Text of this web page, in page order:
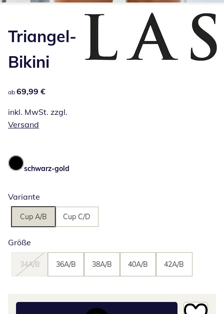
Triangel-
Bikini
69,99 €
ab 69,99 €
inkl. MwSt. zzgl.
Versand
schwarz-gold
Variante
Cup A/B Cup C/D
Größe
34A/B 36A/B 38A/B 40A/B 42A/B